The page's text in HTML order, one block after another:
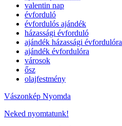
valentin nap
évforduló
évfordulós ajándék
házassági évforduló
ajándék házassági évfordulóra
ajándék évfordulóra
városok
ősz
olajfestmény
Vászonkép Nyomda
Neked nyomtatunk!